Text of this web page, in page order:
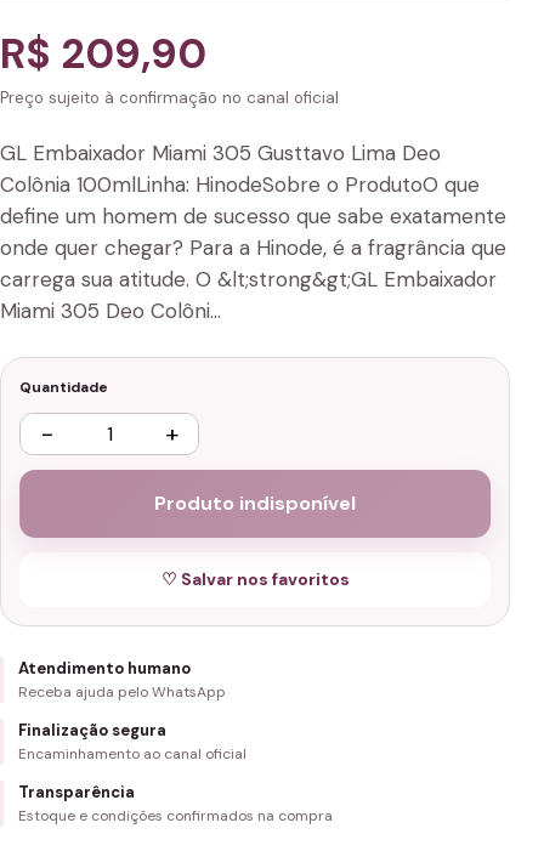
R$ 209,90
Preço sujeito à confirmação no canal oficial
GL Embaixador Miami 305 Gusttavo Lima Deo
Colônia 100mlLinha: HinodeSobre o ProdutoO que
define um homem de sucesso que sabe exatamente
onde quer chegar? Para a Hinode, é a fragrância que
carrega sua atitude. O &lt;strong&gt;GL Embaixador
Miami 305 Deo Colôni…
Quantidade
− +
Produto indisponível
♡ Salvar nos favoritos
Atendimento humano
Receba ajuda pelo WhatsApp
Finalização segura
Encaminhamento ao canal oficial
Transparência
Estoque e condições confirmados na compra